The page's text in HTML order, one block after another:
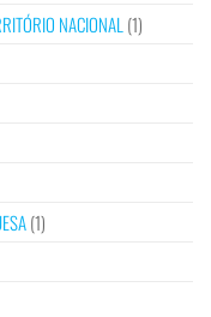
NACIONAL (1)
(1)